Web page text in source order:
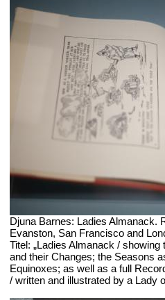
Djuna Barnes: Ladies Almanack.
Evanston, San Francisco and
Titel: „Ladies Almanack /
and their Changes; the Seasons
Equinoxes; as well as a full
/ written and illustrated by a Lady